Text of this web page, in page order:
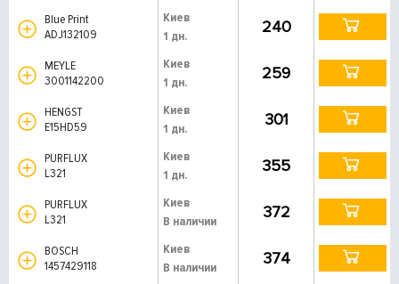
Blue Print
ADJ132109
Киев
1 дн.
240
MEYLE
3001142200
Киев
1 дн.
259
HENGST
E15HD59
Киев
1 дн.
301
PURFLUX
L321
Киев
1 дн.
355
PURFLUX
L321
Киев
В наличии
372
BOSCH
1457429118
Киев
В наличии
374